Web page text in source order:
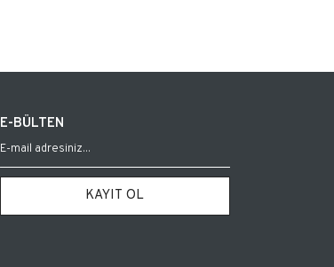
E-BÜLTEN
KAYIT OL